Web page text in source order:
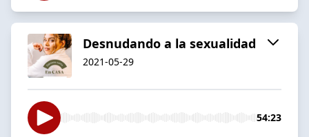
Desnudando a la sexualidad
2021-05-29
54:23